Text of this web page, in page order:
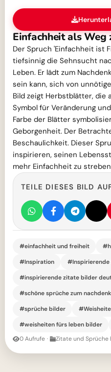
Einfachheit als Weg
Der Spruch 'Einfachheit ist
tiefsinnig die Sehnsucht
Leben. Er lädt zum
sein kann, sich von
Bild zeigt Herbstblätter, die
Symbol für Veränderung
Farbe der Blätter
Geborgenheit. Der
Beschaulichkeit. Dieser
inspirieren, seinen
mehr Einfachheit zu
TEILE DIESES BILD
#einfachheit und freiheit
#Inspiration
#Inspirierende
#inspirierende zitate bilder
#schöne sprüche zum
#sprüche bilder
#weisheiten fürs leben bilder
0 Aufrufe · Zitate und Sprüche